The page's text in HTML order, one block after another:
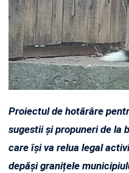
Proiectul de hotărâre
sugestii și propuneri de la
care își va relua legal
depăși granițele